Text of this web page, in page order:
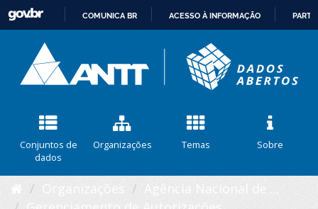
CONTEÚDO
COMUNICA BR ACESSO À INFORMAÇÃO
Conjuntos de
dados
Organizações Temas Sobre